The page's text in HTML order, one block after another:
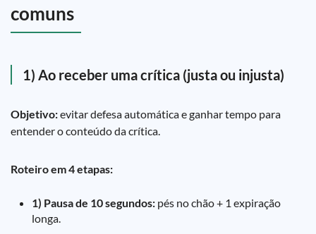
comuns
1) Ao receber uma crítica (justa ou injusta)
Objetivo:evitar defesa automática e ganhar tempo para
entender o conteúdo da crítica.
Roteiro em 4 etapas:
1) Pausa de 10 segundos: pés no chão + 1 expiração
longa.